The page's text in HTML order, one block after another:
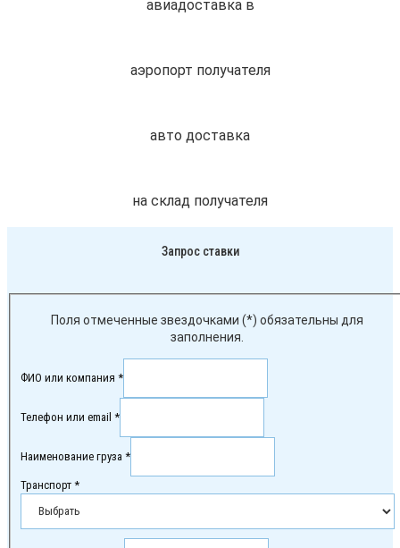
авиадоставка в
аэропорт получателя
авто доставка
на склад получателя
Запрос ставки
Поля отмеченные звездочками (*) обязательны для
заполнения.
ФИО или компания *
Телефон или email *
Наименование груза *
Транспорт *